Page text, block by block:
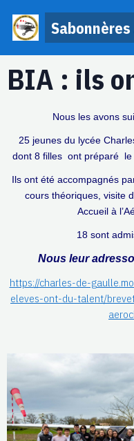
BIA : ils
Nous les avons
25 jeunes du lycée
dont 8 filles ont préparé le
Ils ont été accompagnés
cours théoriques, visite
Accueil à
18 sont
Nous leur
https://charles-de-
eleves-ont-du-talent/